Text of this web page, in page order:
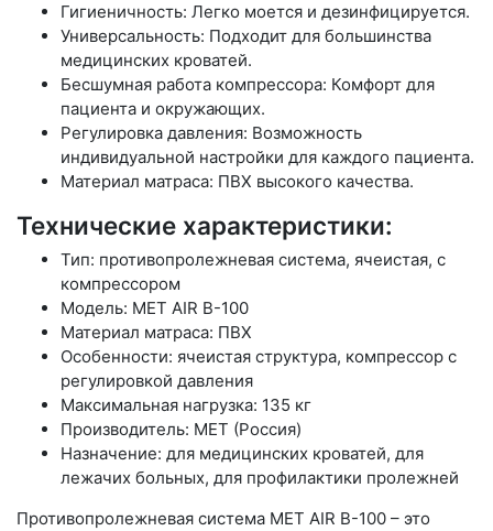
Гигиеничность: Легко моется и дезинфицируется.
Универсальность: Подходит для большинства
медицинских кроватей.
Бесшумная работа компрессора: Комфорт для
пациента и окружающих.
Регулировка давления: Возможность
индивидуальной настройки для каждого пациента.
Материал матраса: ПВХ высокого качества.
Технические характеристики:
Тип: противопролежневая система, ячеистая, с
компрессором
Модель: MET AIR B-100
Материал матраса: ПВХ
Особенности: ячеистая структура, компрессор с
регулировкой давления
Максимальная нагрузка: 135 кг
Производитель: МЕТ (Россия)
Назначение: для медицинских кроватей, для
лежачих больных, для профилактики пролежней
Противопролежневая система MET AIR B-100 – это